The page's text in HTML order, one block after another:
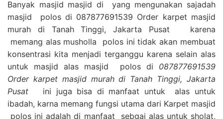
Banyak masjid masjid di yang mengunakan sajadah
masjid polos di 087877691539 Order karpet masjid
murah di Tanah Tinggi, Jakarta Pusat karena
memang alas musholla polos ini tidak akan membuat
konsentrasi kita menjadi terganggu karena selain alas
untuk masjid alas masjid polos di 087877691539
Order karpet masjid murah di Tanah Tinggi, Jakarta
Pusat
ini juga bisa di manfaat untuk alas untuk
ibadah, karna memang fungsi utama dari Karpet masjid
polos ini adalah di manfaat sebgai alas untuk sholat,